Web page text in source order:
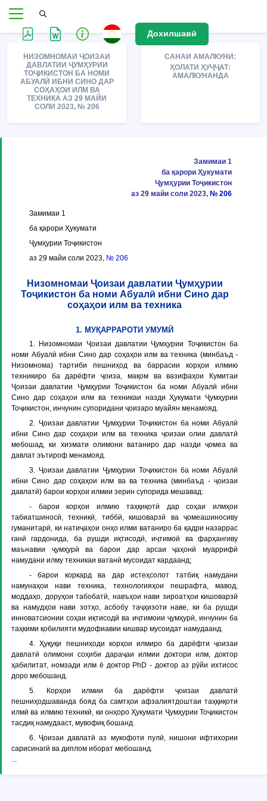
Дохилшавӣ
НИЗОМНОМАИ ҶОИЗАИ
ДАВЛАТИИ ҶУМҲУРИИ
ТОҶИКИСТОН БА НОМИ
АБУАЛӢ ИБНИ СИНО ДАР
СОҲАҲОИ ИЛМ ВА
ТЕХНИКА АЗ 29 МАЙИ
СОЛИ 2023, № 206
САНАИ АМАЛКУНИ:
ҲОЛАТИ ҲУҶҶАТ:
АМАЛКУНАНДА
Замимаи 1
ба қарори Ҳукумати
Ҷумҳурии Тоҷикистон
аз 29 майи соли 2023, № 206
Замимаи 1
ба қарори Ҳукумати
Ҷумҳурии Тоҷикистон
аз 29 майи соли 2023, № 206
Низомномаи Ҷоизаи давлатии Ҷумҳурии
Тоҷикистон ба номи Абуалӣ ибни Сино дар
соҳаҳои илм ва техника
1. МУҚАРРАРОТИ УМУМӢ
1. Низомномаи Ҷоизаи давлатии Ҷумҳурии Тоҷикистон ба
номи Абуалӣ ибни Сино дар соҳаҳои илм ва техника (минбаъд -
Низомнома) тартиби пешниҳод ва баррасии корҳои илмию
техникиро ба дарёфти ҷоиза, мақом ва вазифаҳои Кумитаи
Ҷоизаи давлатии Ҷумҳурии Тоҷикистон ба номи Абуалӣ ибни
Сино дар соҳаҳои илм ва техникаи назди Ҳукумати Ҷумҳурии
Тоҷикистон, инчунин супоридани ҷоизаро муайян менамояд.
2. Ҷоизаи давлатии Ҷумҳурии Тоҷикистон ба номи Абуалӣ
ибни Сино дар соҳаҳои илм ва техника ҷоизаи олии давлатӣ
мебошад, ки хизмати олимони ватаниро дар назди ҷомеа ва
давлат эътироф менамояд.
3. Ҷоизаи давлатии Ҷумҳурии Тоҷикистон ба номи Абуалӣ
ибни Сино дар соҳаҳои илм ва ва техника (минбаъд - ҷоизаи
давлатӣ) барои корҳои илмии зерин супорида мешавад:
- барои корҳои илмию таҳқиқотӣ дар соҳаи илмҳои
табиатшиносӣ, техникӣ, тиббӣ, кишоварзӣ ва ҷомеашиносиву
гуманитарӣ, ки натиҷаҳои онҳо илми ватаниро ба қадри назаррас
ғанӣ гардонида, ба рушди иқтисодӣ, иҷтимоӣ ва фарҳангиву
маънавии ҷумҳурӣ ва барои дар арсаи ҷаҳонӣ муаррифӣ
намудани илму техникаи ватанӣ мусоидат кардаанд;
- барои коркард ва дар истеҳсолот татбиқ намудани
намунаҳои нави техника, технологияҳои пешрафта, мавод,
моддаҳо, доруҳои табобатӣ, навъҳои нави зироатҳои кишоварзӣ
ва намудҳои нави зотҳо, асбобу таҷҳизоти наве, ки ба рушди
инноватсионии соҳаи иқтисодӣ ва иҷтимоии ҷумҳурӣ, инчунин ба
таҳкими қобилияти мудофиавии кишвар мусоидат намудаанд.
4. Ҳуқуқи пешниҳоди корҳои илмиро ба дарёфти ҷоизаи
давлатӣ олимони соҳиби дараҷаи илмии доктори илм, доктор
ҳабилитат, номзади илм ё доктор PhD - доктор аз рӯйи ихтисос
доро мебошанд.
5. Корҳои илмии ба дарёфти ҷоизаи давлатӣ
пешниҳодшаванда бояд ба самтҳои афзалиятдоштаи таҳқиқоти
илмӣ ва илмию техникӣ, ки онҳоро Ҳукумати Ҷумҳурии Тоҷикистон
тасдиқ намудааст, мувофиқ бошанд.
6. Ҷоизаи давлатӣ аз мукофоти пулӣ, нишони ифтихории
сарисинагӣ ва диплом иборат мебошанд.
...